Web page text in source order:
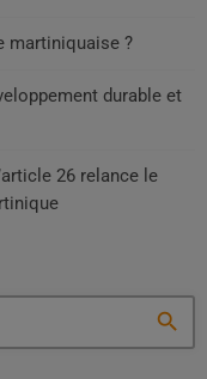
martiniquaise ?
durable et
26 relance le
search